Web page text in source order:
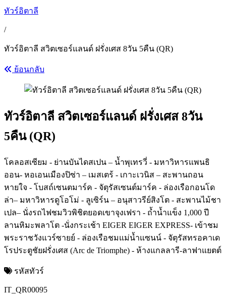
ทัวร์อิตาลี
/
ทัวร์อิตาลี สวิตเซอร์แลนด์ ฝรั่งเศส 8วัน 5คืน (QR)
ย้อนกลับ
ทัวร์อิตาลี สวิตเซอร์แลนด์ ฝรั่งเศส 8วัน
5คืน (QR)
โคลอสเซียม - ย่านบันไดสเปน – น้ำพุเทรวี่ - มหาวิหารแพนธิ
ออน- หอเอนเมืองปิซ่า – เมสเตร้ - เกาะเวนิส – สะพานถอน
หายใจ - โบสถ์เซนตมาร์ค - จัตุรัสเซนต์มาร์ค - ล่องเรือกอนโด
ล่า– มหาวิหารดูโอโม่ - ลูเซิร์น – อนุสาวรีย์สิงโต - สะพานไม้ชา
เปล– นั่งรถไฟชมวิวพิชิตยอดเขาจุงเฟรา - ถ้ำน้ำแข็ง 1,000 ปี
ลานหิมะพลาโต -นั่งกระเช้า EIGER EIGER EXPRESS- เข้าชม
พระราชวังแวร์ซายย์ - ล่องเรือชมแม่น้ำแซนน์ - จัตุรัสทรอคาเด
โรประตูชัยฝรั่งเศส (Arc de Triomphe) - ห้างแกลลารี-ลาฟาแยตต์
รหัสทัวร์
IT_QR00095